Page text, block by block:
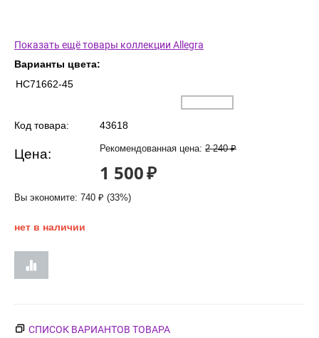
Показать ещё товары коллекции Allegra
Варианты цвета:
HC71662-45
Код товара: 43618
Рекомендованная цена: 2 240 ₽
Цена:
1 500₽
Вы экономите: 740 ₽ (33%)
нет в наличии
СПИСОК ВАРИАНТОВ ТОВАРА